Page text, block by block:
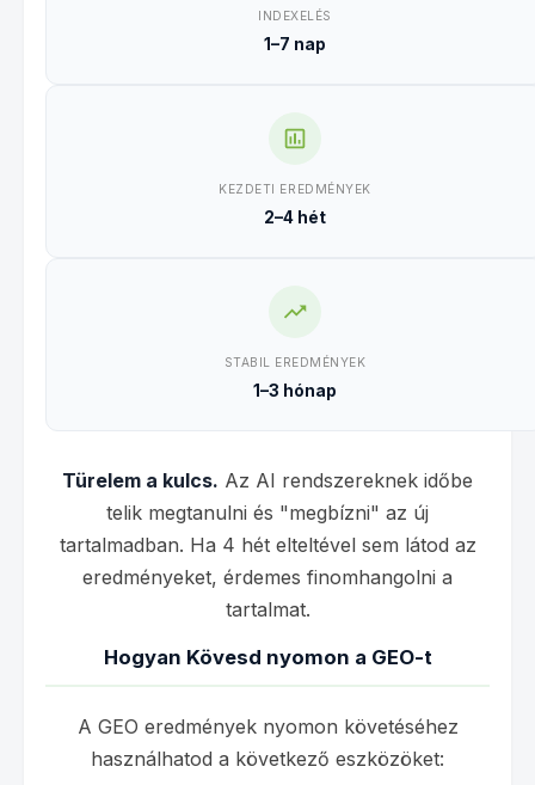
INDEXELÉS
1–7 nap
KEZDETI EREDMÉNYEK
2–4 hét
STABIL EREDMÉNYEK
1–3 hónap
Türelem a kulcs. Az AI rendszereknek időbe
telik megtanulni és "megbízni" az új
tartalmadban. Ha 4 hét elteltével sem látod az
eredményeket, érdemes finomhangolni a
tartalmat.
Hogyan Kövesd nyomon a GEO-t
A GEO eredmények nyomon követéséhez
használhatod a következő eszközöket: